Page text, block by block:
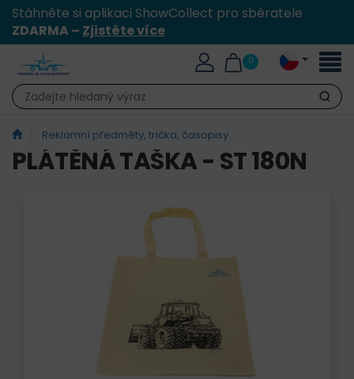
Stáhněte si aplikaci ShowCollect pro sběratele
ZDARMA – Zjistěte více
0
Hledat
Reklamní předměty, trička, časopisy
PLÁTĚNÁ TAŠKA - ST 180N